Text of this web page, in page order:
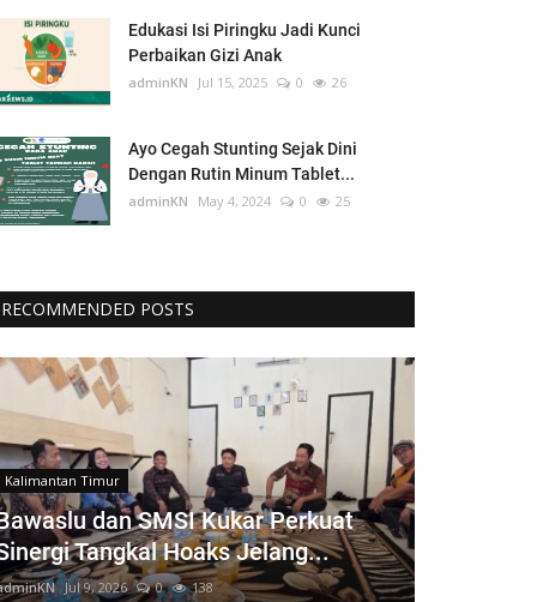
Edukasi Isi Piringku Jadi Kunci
Perbaikan Gizi Anak
adminKN Jul 15, 2025 0 26
Ayo Cegah Stunting Sejak Dini
Dengan Rutin Minum Tablet...
adminKN May 4, 2024 0 25
RECOMMENDED POSTS
Kalimantan Timur
dan SMSI Kukar Perkuat
Tangkal Hoaks Jelang...
Jul 9, 2026 0 138